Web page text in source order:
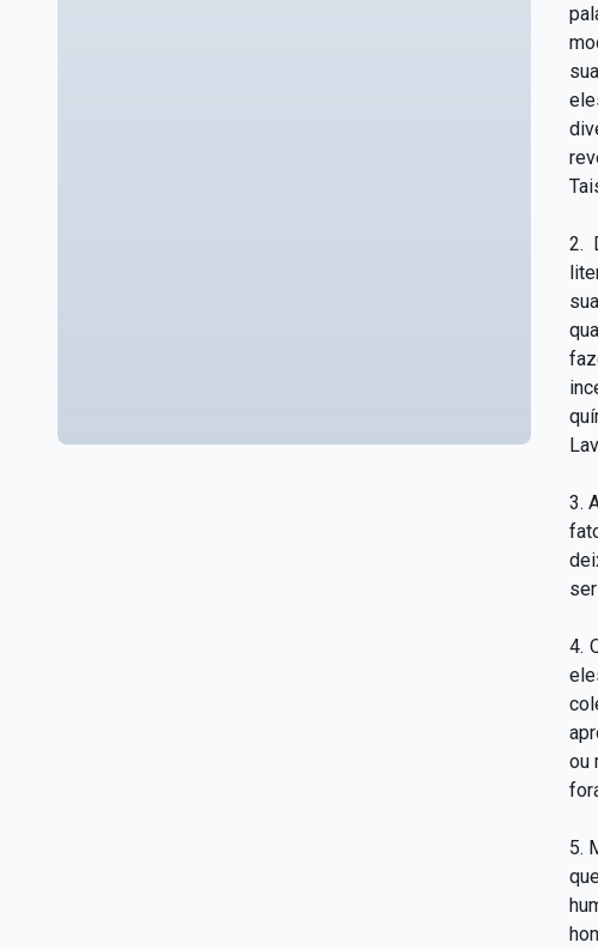
2.
3.
4.
ou
5.